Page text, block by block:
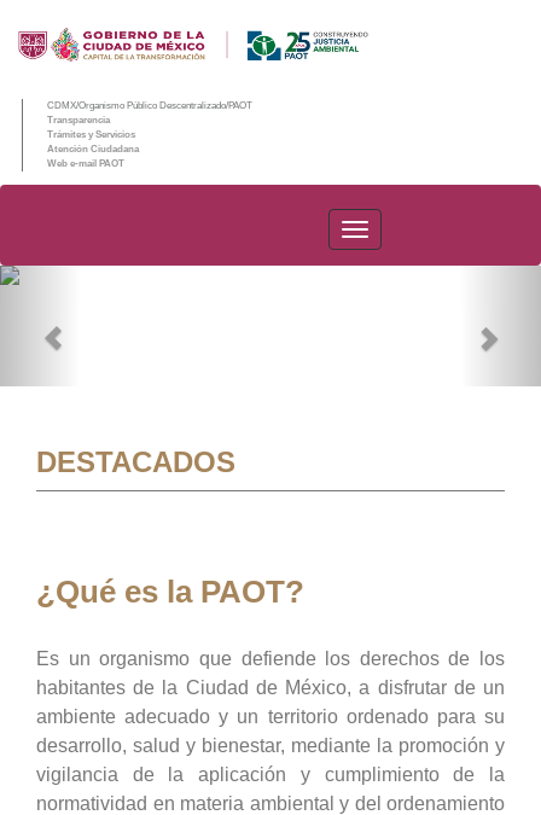
CDMX/Organismo Público Descentralizado/PAOT
Transparencia
Trámites y Servicios
Atención Ciudadana
Web e-mail PAOT
PAOT
DESTACADOS
¿Qué es la PAOT?
Es un organismo que defiende los derechos de los
habitantes de la Ciudad de México, a disfrutar de un
ambiente adecuado y un territorio ordenado para su
desarrollo, salud y bienestar, mediante la promoción y
vigilancia de la aplicación y cumplimiento de la
normatividad en materia ambiental y del ordenamiento